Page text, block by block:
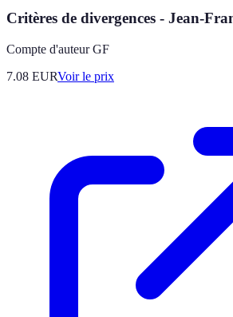
Critères de divergences - Jean-
Compte d'auteur GF
7.08 EURVoir le prix